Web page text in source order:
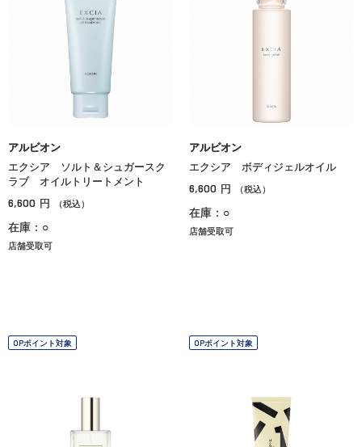
アルビオン
エクシア ソルト＆シュガースク
ラブ オイルトリートメント
6,600 円 （税込）
在庫：○
店舗受取可
アルビオン
エクシア ボディジェルオイル
6,600 円 （税込）
在庫：○
店舗受取可
OPポイント対象 OPポイント対象